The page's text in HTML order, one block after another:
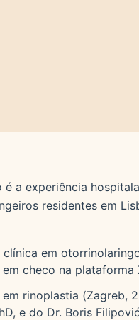
a experiência
residentes em
em
checo na plataforma
rinoplastia (Zagreb,
e do Dr. Boris